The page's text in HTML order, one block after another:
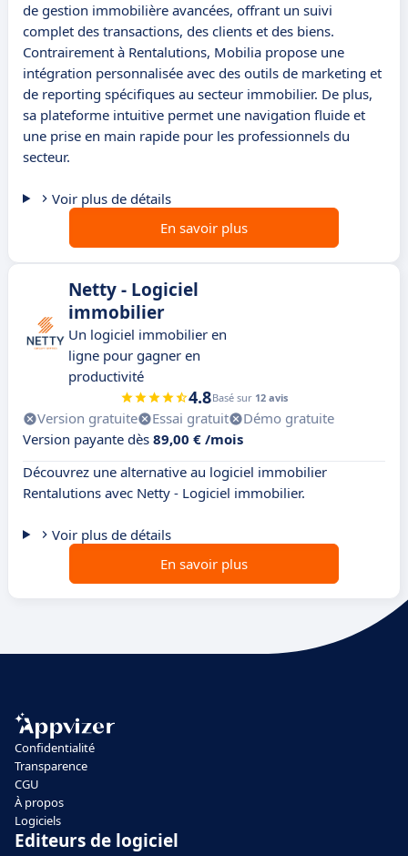
de gestion immobilière avancées, offrant un suivi
complet des transactions, des clients et des biens.
Contrairement à Rentalutions, Mobilia propose une
intégration personnalisée avec des outils de marketing et
de reporting spécifiques au secteur immobilier. De plus,
sa plateforme intuitive permet une navigation fluide et
une prise en main rapide pour les professionnels du
secteur.
Voir plus de détails
En savoir plus
Netty - Logiciel
immobilier
Un logiciel immobilier en
ligne pour gagner en
productivité
4.8Basé sur 12 avis
Version gratuite Essai gratuit
Démo gratuite
Version payante dès 89,00 € /mois
Découvrez une alternative au logiciel immobilier
Rentalutions avec Netty - Logiciel immobilier.
Voir plus de détails
En savoir plus
Confidentialité
Transparence
CGU
À propos
Logiciels
Editeurs de logiciel